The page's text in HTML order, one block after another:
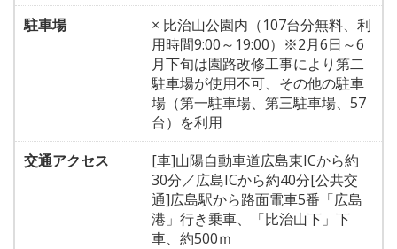
駐車場
× 比治山公園内（107台分無料、利
用時間9:00～19:00）※2月6日～6
月下旬は園路改修工事により第二
駐車場が使用不可、その他の駐車
場（第一駐車場、第三駐車場、57
台）を利用
交通アクセス
[車]山陽自動車道広島東ICから約
30分／広島ICから約40分[公共交
通]広島駅から路面電車5番「広島
港」行き乗車、「比治山下」下
車、約500ｍ